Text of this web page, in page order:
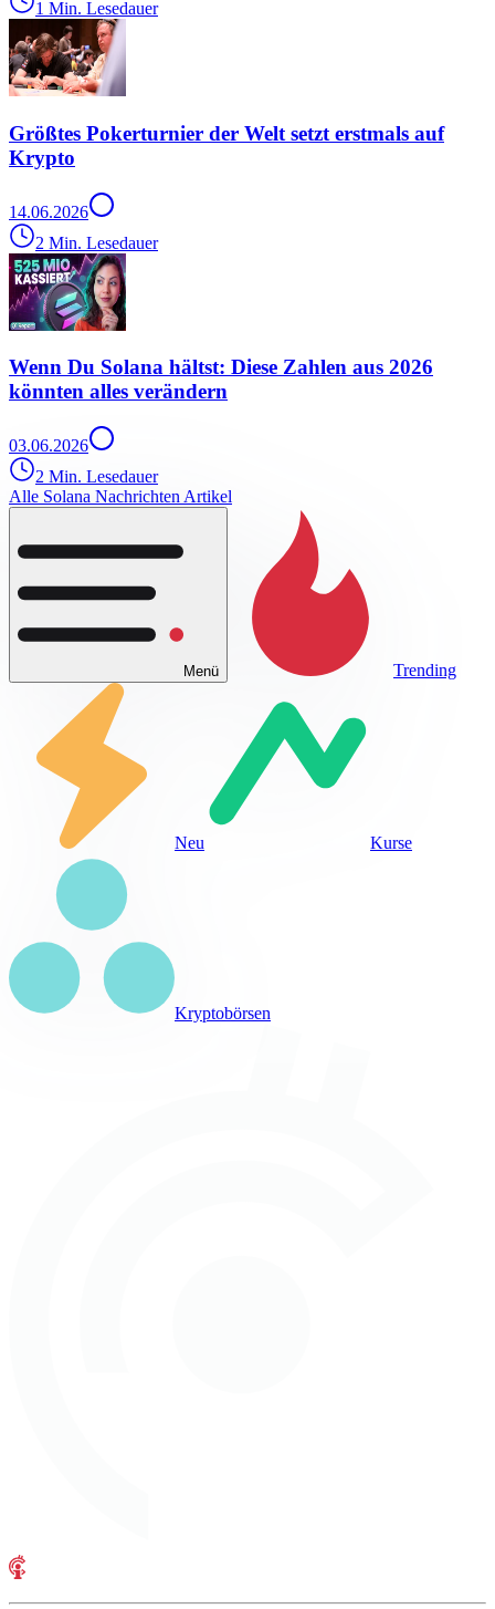
1 Min. Lesedauer
Größtes Pokerturnier der Welt setzt erstmals auf
Krypto
14.06.2026
2 Min. Lesedauer
Wenn Du Solana hältst: Diese Zahlen aus 2026
könnten alles verändern
03.06.2026
2 Min. Lesedauer
Alle Solana Nachrichten Artikel
Menü Trending
Neu Kurse
Kryptobörsen